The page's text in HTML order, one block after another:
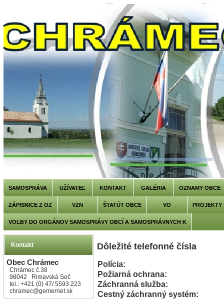
SAMOSPRÁVA UŽÍVATEĽ KONTAKT GALÉRIA OZNAMY OBCE
ZÁPISNICE Z OZ VZN ŠTATÚT OBCE VO PROJEKTY
VOĽBY DO ORGÁNOV SAMOSPRÁVY OBCÍ A SAMOSPRÁVNYCH K
Kontakt
Obec Chrámec
Chrámec č.38
98042 Rimavská Seč
tel.: +421 (0) 47/ 5593 223
chramec@gemernet.sk
Dôležité telefonné čísla
Polícia:
Požiarná ochrana:
Záchranná služba:
Cestný záchranný systém: